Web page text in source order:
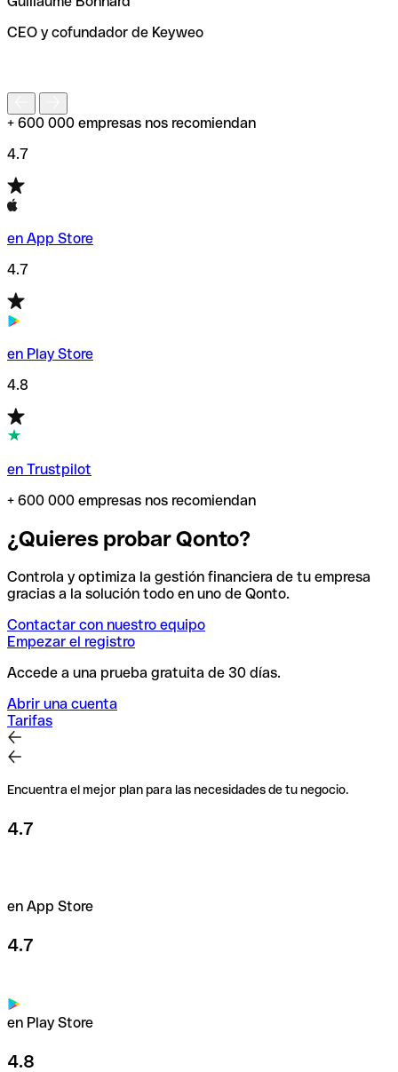
de enviar tu transferencia.
CEO y cofundador de Keyweo
+ 600 000 empresas nos recomiendan
4.7
en App Store
4.7
en Play Store
4.8
en Trustpilot
+ 600 000 empresas nos recomiendan
¿Quieres probar Qonto?
Controla y optimiza la gestión financiera de tu empresa
gracias a la solución todo en uno de Qonto.
Contactar con nuestro equipo
Empezar el registro
Accede a una prueba gratuita de 30 días.
Abrir una cuenta
Tarifas
Encuentra el mejor plan para las necesidades de tu negocio.
4.7
en App Store
4.7
en Play Store
4.8